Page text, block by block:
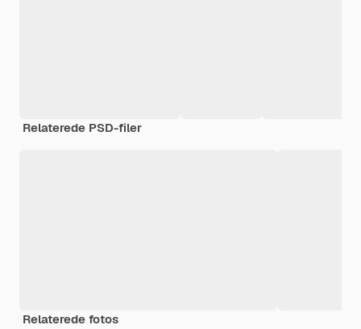
Relaterede PSD-filer
Relaterede fotos